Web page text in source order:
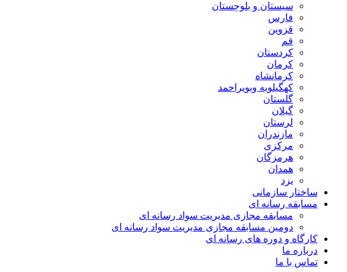
سیستان و بلوچستان
فارس
قزوین
قم
کردستان
کرمان
کرمانشاه
کهگیلویه وبویراحمد
گلستان
گیلان
لرستان
مازندران
مرکزی
هرمزگان
همدان
یزد
ساختار سازمانی
مسابقه رسانه ای
مسابقه مجازی مدیریت سواد رسانه ای
دومین مسابقه مجازی مدیریت سواد رسانه ای
کارگاه و دوره های رسانه ای
درباره ما
تماس با ما